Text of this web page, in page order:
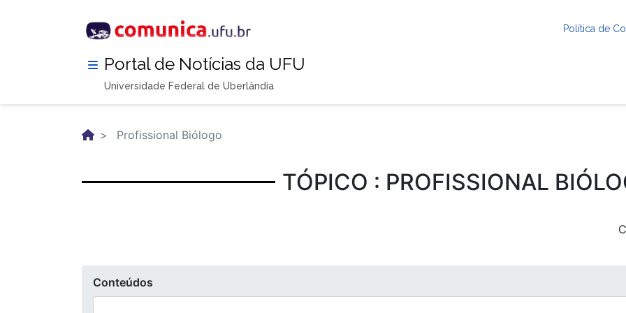
Política de
Portal de Notícias da UFU
Universidade Federal de Uberlândia
Profissional Biólogo
TÓPICO : PROFISSIONAL
Conteúdos